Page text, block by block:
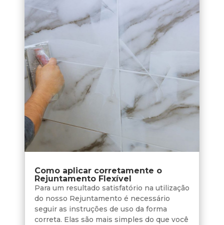
Como aplicar corretamente o
Rejuntamento Flexível
Para um resultado satisfatório na utilização
do nosso Rejuntamento é necessário
seguir as instruções de uso da forma
correta. Elas são mais simples do que você